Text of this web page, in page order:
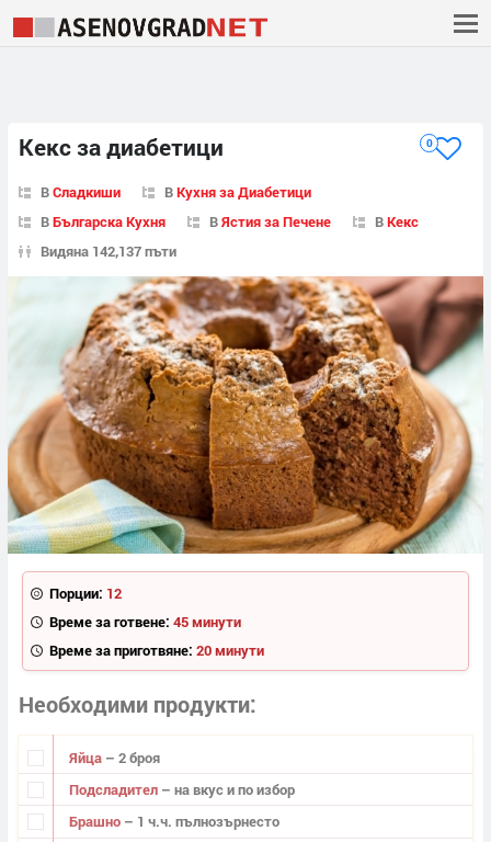
Кекс за диабетици 0
ВСладкиши ВКухня за Диабетици
ВБългарска Кухня ВЯстия за Печене ВКекс
Видяна 142,137 пъти
Порции: 12
Време за готвене: 45 минути
Време за приготвяне: 20 минути
Необходими продукти
Яйца – 2 броя
Подсладител – на вкус и по избор
Брашно – 1 ч.ч. пълнозърнесто